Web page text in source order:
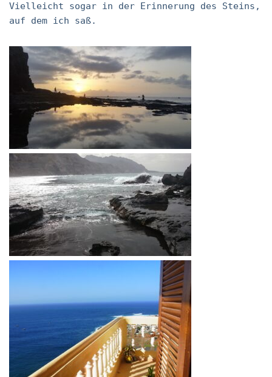
Vielleicht sogar in der Erinnerung des Steins,
auf dem ich saß.